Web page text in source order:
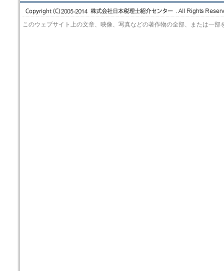
このウェブサイト上の文章、映像、写真などの著作物の全部、または一